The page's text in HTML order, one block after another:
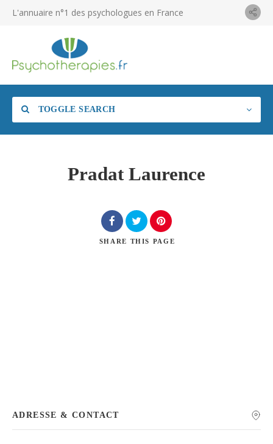
L'annuaire n°1 des psychologues en France
TOGGLE SEARCH
Pradat Laurence
SHARE THIS PAGE
ADRESSE & CONTACT